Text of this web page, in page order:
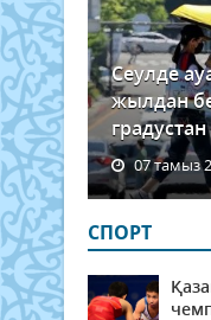
Сеулде
жылдан
07 тамыз
СПОРТ